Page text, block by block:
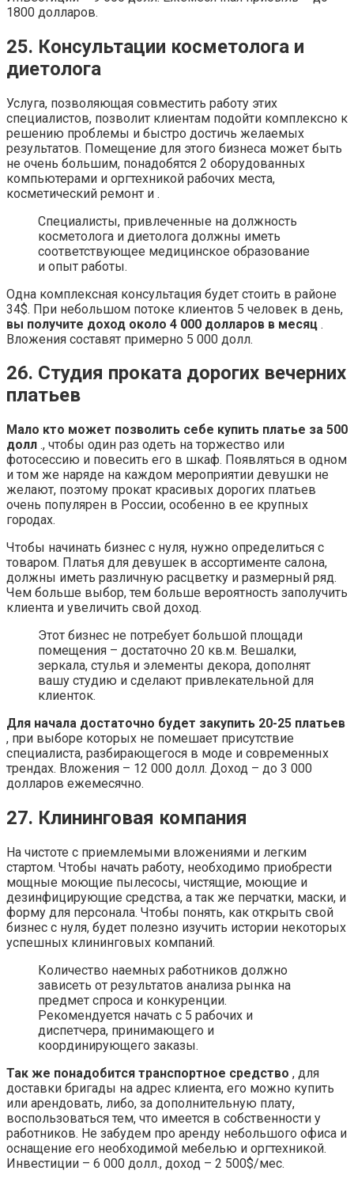
1800 долларов.
25. Консультации косметолога и
диетолога
Услуга, позволяющая совместить работу этих
специалистов, позволит клиентам подойти комплексно к
решению проблемы и быстро достичь желаемых
результатов. Помещение для этого бизнеса может быть
не очень большим, понадобятся 2 оборудованных
компьютерами и оргтехникой рабочих места,
косметический ремонт и .
Специалисты, привлеченные на должность
косметолога и диетолога должны иметь
соответствующее медицинское образование
и опыт работы.
Одна комплексная консультация будет стоить в районе
34$. При небольшом потоке клиентов 5 человек в день,
вы получите доход около 4 000 долларов в месяц .
Вложения составят примерно 5 000 долл.
26. Студия проката дорогих вечерних
платьев
Мало кто может позволить себе купить платье за 500
долл ., чтобы один раз одеть на торжество или
фотосессию и повесить его в шкаф. Появляться в одном
и том же наряде на каждом мероприятии девушки не
желают, поэтому прокат красивых дорогих платьев
очень популярен в России, особенно в ее крупных
городах.
Чтобы начинать бизнес с нуля, нужно определиться с
товаром. Платья для девушек в ассортименте салона,
должны иметь различную расцветку и размерный ряд.
Чем больше выбор, тем больше вероятность заполучить
клиента и увеличить свой доход.
Этот бизнес не потребует большой площади
помещения – достаточно 20 кв.м. Вешалки,
зеркала, стулья и элементы декора, дополнят
вашу студию и сделают привлекательной для
клиенток.
Для начала достаточно будет закупить 20-25 платьев
, при выборе которых не помешает присутствие
специалиста, разбирающегося в моде и современных
трендах. Вложения – 12 000 долл. Доход – до 3 000
долларов ежемесячно.
27. Клининговая компания
На чистоте с приемлемыми вложениями и легким
стартом. Чтобы начать работу, необходимо приобрести
мощные моющие пылесосы, чистящие, моющие и
дезинфицирующие средства, а так же перчатки, маски, и
форму для персонала. Чтобы понять, как открыть свой
бизнес с нуля, будет полезно изучить истории некоторых
успешных клининговых компаний.
Количество наемных работников должно
зависеть от результатов анализа рынка на
предмет спроса и конкуренции.
Рекомендуется начать с 5 рабочих и
диспетчера, принимающего и
координирующего заказы.
Так же понадобится транспортное средство , для
доставки бригады на адрес клиента, его можно купить
или арендовать, либо, за дополнительную плату,
воспользоваться тем, что имеется в собственности у
работников. Не забудем про аренду небольшого офиса и
оснащение его необходимой мебелью и оргтехникой.
Инвестиции – 6 000 долл., доход – 2 500$/мес.